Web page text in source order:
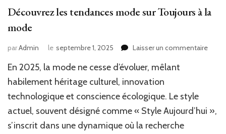
Découvrez les tendances mode sur Toujours à la
mode
parAdmin le septembre 1, 2025 Laisser un commentairesur
En 2025, la mode ne cesse d’évoluer, mêlant
habilement héritage culturel, innovation
technologique et conscience écologique. Le style
actuel, souvent désigné comme « Style Aujourd’hui »,
s’inscrit dans une dynamique où la recherche